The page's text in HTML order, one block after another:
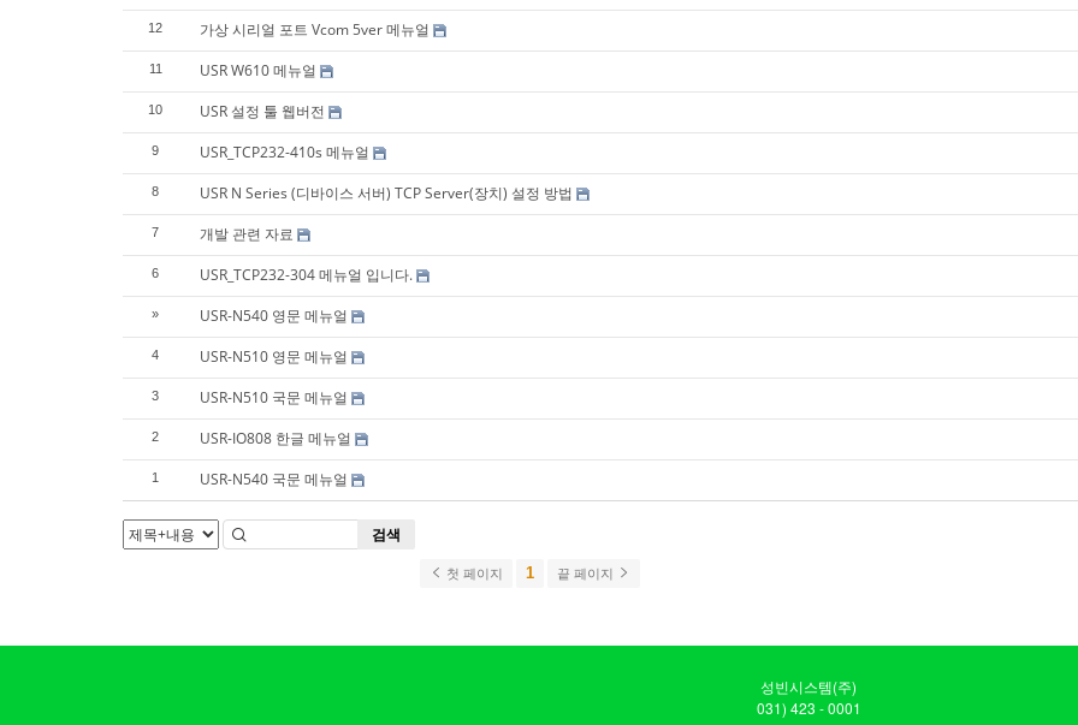
12 가상 시리얼 포트 Vcom 5ver 메뉴얼
11 USR W610 메뉴얼
10 USR 설정 툴 웹버전
9 USR_TCP232-410s 메뉴얼
8 USR N Series (디바이스 서버) TCP Server(장치) 설정 방법
7 개발 관련 자료
6 USR_TCP232-304 메뉴얼 입니다.
» USR-N540 영문 메뉴얼
4 USR-N510 영문 메뉴얼
3 USR-N510 국문 메뉴얼
2 USR-IO808 한글 메뉴얼
1 USR-N540 국문 메뉴얼
검색
첫 페이지 1 끝 페이지
성빈시스템(주)
031) 423 - 0001